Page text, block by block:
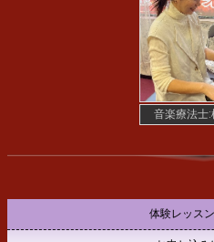
音楽療法士:
体験レッス